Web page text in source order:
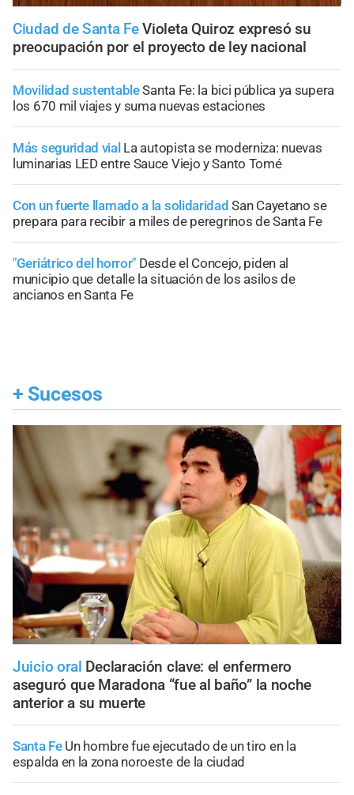
Ciudad de Santa Fe Violeta Quiroz expresó su
preocupación por el proyecto de ley nacional
Movilidad sustentableSanta Fe: la bici pública ya supera
los 670 mil viajes y suma nuevas estaciones
Más seguridad vial La autopista se moderniza: nuevas
luminarias LED entre Sauce Viejo y Santo Tomé
Con un fuerte llamado a la solidaridad San Cayetano se
prepara para recibir a miles de peregrinos de Santa Fe
"Geriátrico del horror" Desde el Concejo, piden al
municipio que detalle la situación de los asilos de
ancianos en Santa Fe
+ Sucesos
Juicio oral Declaración clave: el enfermero
aseguró que Maradona “fue al baño” la noche
anterior a su muerte
Santa Fe Un hombre fue ejecutado de un tiro en la
espalda en la zona noroeste de la ciudad